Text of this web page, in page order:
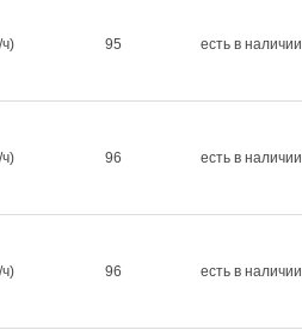
95 есть в наличии
96 есть в наличии
96 есть в наличии